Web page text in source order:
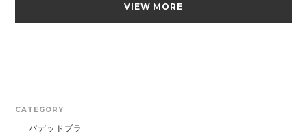
VIEW MORE
CATEGORY
パデッドブラ